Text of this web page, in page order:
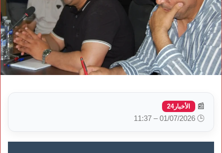
📰 الأخبار24
🕒 01/07/2026 – 11:37